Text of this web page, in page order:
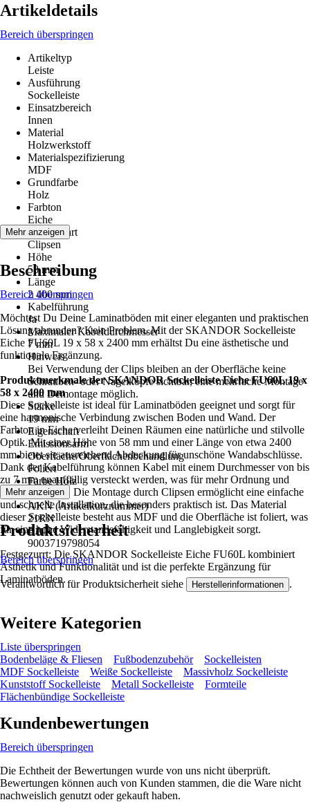
Artikeldetails
Bereich überspringen
Artikeltyp
Leiste
Ausführung
Sockelleiste
Einsatzbereich
Innen
Material
Holzwerkstoff
Materialspezifizierung
MDF
Grundfarbe
Holz
Farbton
Eiche
Montageart
Clipsen
Höhe
58 mm
Länge
2 400 mm
Kabelführung
Ja
Maximaler Kabeldurchmesser
7 mm
Hinweis
Bei Verwendung der Clips bleiben an der Oberfläche keine
Schrauben- oder Nagelköpfe sichtbar, eine mehrfache Montage
und Demontage möglich.
Stärke
19 mm
Eigenschaft
Emissionsarm
Oberfläche/Oberflächenbehandlung
Foliert
Farbe Holz
Eiche
AKN (Artikelkurznummer)
21RN
EAN
9003719798054
Mehr anzeigen
Beschreibung
Bereich überspringen
Möchtest Du Deine Laminatböden mit einer eleganten und praktischen
Lösung abrunden? Kein Problem. Mit der SKANDOR Sockelleiste
Eiche FU60L 19 x 58 x 2400 mm erhältst Du eine ästhetische und
funktionale Ergänzung.
Produktmerkmale der SKANDOR Sockelleiste Eiche FU60L 19 x
58 x 2400 mm
Diese Sockelleiste ist ideal für Laminatböden geeignet und sorgt für
eine harmonische Verbindung zwischen Boden und Wand. Der
Farbton in Eiche verleiht Deinen Räumen eine natürliche und stilvolle
Optik. Mit einer Höhe von 58 mm und einer Länge von etwa 2400
mm bietet sie ausreichend Abdeckung für unschöne Wandabschlüsse.
Dank der Kabelführung können Kabel mit einem Durchmesser von bis
zu 7 mm unauffällig versteckt werden, was für mehr Ordnung und
Sicherheit sorgt. Die Montage durch Clipsen ermöglicht eine einfache
und schnelle Installation, die besonders praktisch ist. Das Material
dieser Sockelleiste besteht aus MDF und die Oberfläche ist foliert, was
für eine hohe Widerstandsfähigkeit und Langlebigkeit sorgt.
Festgezurrt: Die SKANDOR Sockelleiste Eiche FU60L kombiniert
Ästhetik und Funktionalität und ist die perfekte Ergänzung für
Laminatböden.
Mehr anzeigen
Produktsicherheit
Bereich überspringen
Verantwortlich für Produktsicherheit siehe Herstellerinformationen .
Weitere Kategorien
Liste überspringen
Bodenbeläge & Fliesen
Fußbodenzubehör
Sockelleisten
MDF Sockelleiste
Weiße Sockelleiste
Massivholz Sockelleiste
Kunststoff Sockelleiste
Metall Sockelleiste
Formteile
Flächenbündige Sockelleiste
Kundenbewertungen
Bereich überspringen
Die Echtheit der Bewertungen wurde von uns nicht überprüft.
Bewertungen können auch von Kunden stammen, die die Ware nicht
nachweislich genutzt oder gekauft haben.